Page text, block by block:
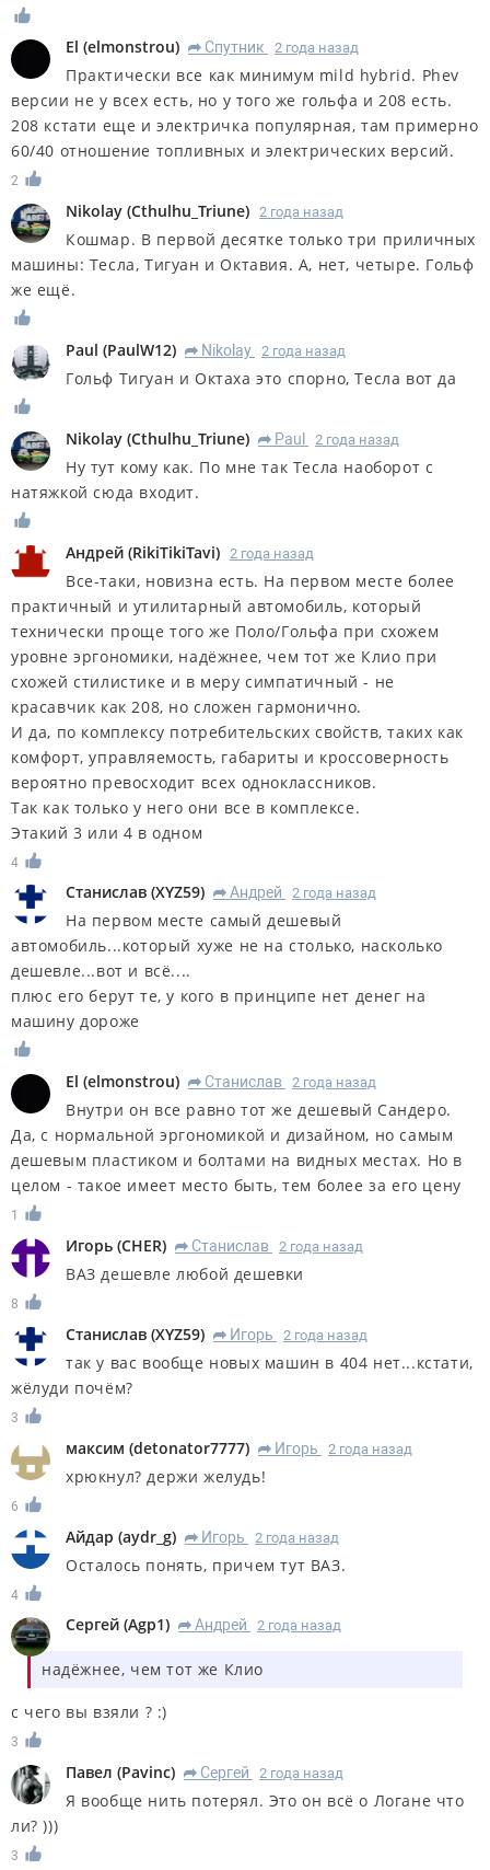
El (elmonstrou) R Спутник 2 года назад
Практически все как минимум mild hybrid. Phev
версии не у всех есть, но у того же гольфа и 208 есть.
208 кстати еще и электричка популярная, там примерно
60/40 отношение топливных и электрических версий.
2
Nikolay (Cthulhu_Triune) 2 года назад
Кошмар. В первой десятке только три приличных
машины: Тесла, Тигуан и Октавия. А, нет, четыре. Гольф
же ещё.
Paul (PaulW12) R Nikolay 2 года назад
Гольф Тигуан и Октаха это спорно, Тесла вот да
Nikolay (Cthulhu_Triune) R Paul 2 года назад
Ну тут кому как. По мне так Тесла наоборот с
натяжкой сюда входит.
Андрей (RikiTikiTavi) 2 года назад
Все-таки, новизна есть. На первом месте более
практичный и утилитарный автомобиль, который
технически проще того же Поло/Гольфа при схожем
уровне эргономики, надёжнее, чем тот же Клио при
схожей стилистике и в меру симпатичный - не
красавчик как 208, но сложен гармонично.
И да, по комплексу потребительских свойств, таких как
комфорт, управляемость, габариты и кроссоверность
вероятно превосходит всех одноклассников.
Так как только у него они все в комплексе.
Этакий 3 или 4 в одном
4
Станислав (XYZ59) R Андрей 2 года назад
На первом месте самый дешевый
автомобиль...который хуже не на столько, насколько
дешевле...вот и всё....
плюс его берут те, у кого в принципе нет денег на
машину дороже
El (elmonstrou) R Станислав 2 года назад
Внутри он все равно тот же дешевый Сандеро.
Да, с нормальной эргономикой и дизайном, но самым
дешевым пластиком и болтами на видных местах. Но в
целом - такое имеет место быть, тем более за его цену
1
Игорь (CHER) R Станислав 2 года назад
ВАЗ дешевле любой дешевки
8
Станислав (XYZ59) R Игорь 2 года назад
так у вас вообще новых машин в 404 нет...кстати,
жёлуди почём?
3
максим (detonator7777) R Игорь 2 года назад
хрюкнул? держи желудь!
6
Айдар (aydr_g) R Игорь 2 года назад
Осталось понять, причем тут ВАЗ.
4
Сергей (Agp1) R Андрей 2 года назад
надёжнее, чем тот же Клио
с чего вы взяли ? :)
3
Павел (Pavinc) R Сергей 2 года назад
Я вообще нить потерял. Это он всё о Логане что
ли? )))
3